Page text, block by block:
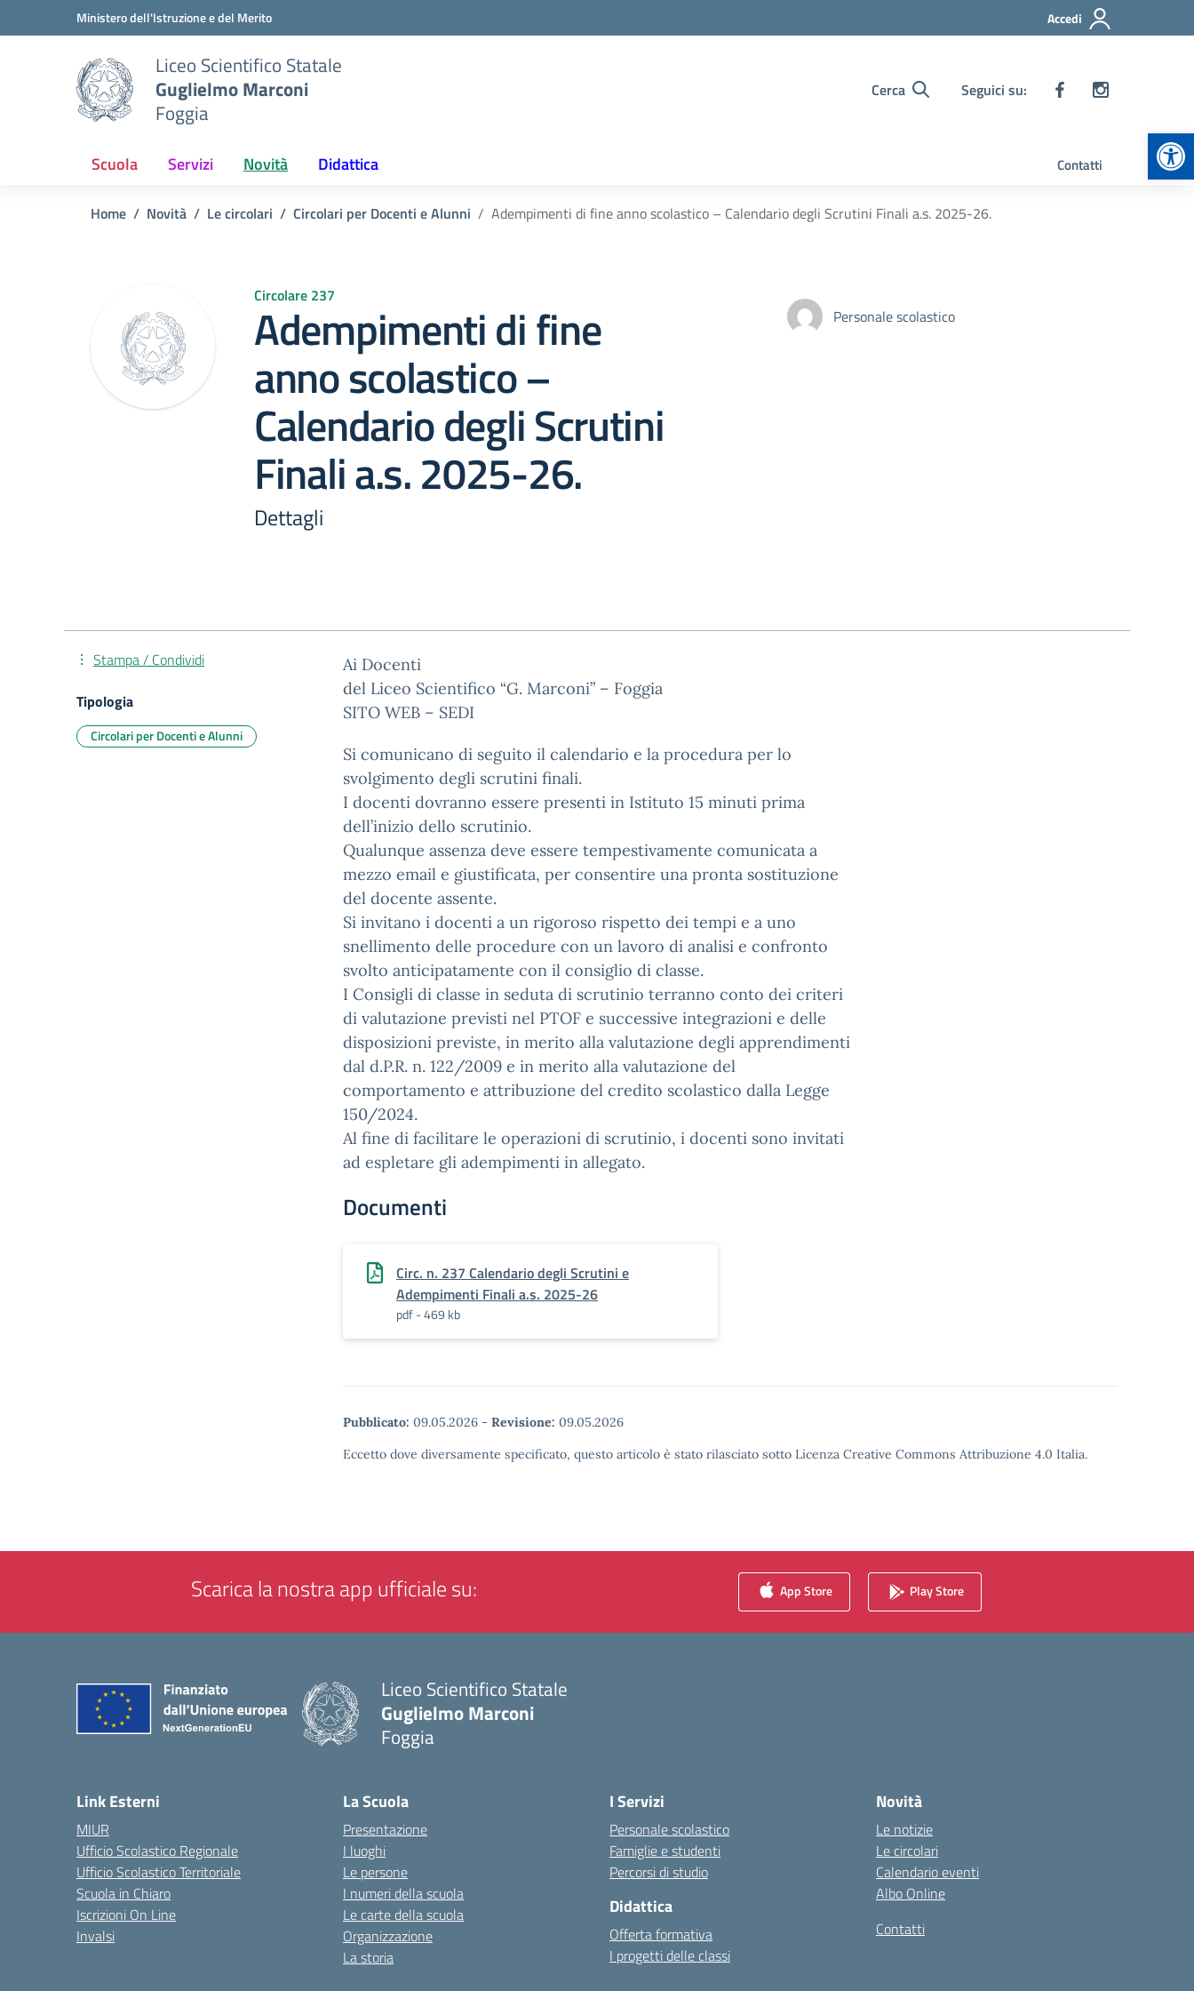
Vai ai contenuti
Vai al menu di navigazioneMinistero dell'Istruzione e del Merito Accedi
Liceo Scientifico Statale
Guglielmo Marconi
Foggia
Cerca Seguici su:
Scuola Servizi Novità Didattica Contatti
Home Novità Le circolari Circolari per Docenti e Alunni Adempimenti di fine anno scolastico – Calendario degli Scrutini Finali a.s. 2025-26.
Circolare 237
Adempimenti di fine
anno scolastico –
Calendario degli Scrutini
Finali a.s. 2025-26.
Dettagli
Personale scolastico
Ai Docenti
del Liceo Scientifico “G. Marconi” – Foggia
SITO WEB – SEDI
Si comunicano di seguito il calendario e la procedura per lo
svolgimento degli scrutini finali.
I docenti dovranno essere presenti in Istituto 15 minuti prima
dell’inizio dello scrutinio.
Qualunque assenza deve essere tempestivamente comunicata a
mezzo email e giustificata, per consentire una pronta sostituzione
del docente assente.
Si invitano i docenti a un rigoroso rispetto dei tempi e a uno
snellimento delle procedure con un lavoro di analisi e confronto
svolto anticipatamente con il consiglio di classe.
I Consigli di classe in seduta di scrutinio terranno conto dei criteri
di valutazione previsti nel PTOF e successive integrazioni e delle
disposizioni previste, in merito alla valutazione degli apprendimenti
dal d.P.R. n. 122/2009 e in merito alla valutazione del
comportamento e attribuzione del credito scolastico dalla Legge
150/2024.
Al fine di facilitare le operazioni di scrutinio, i docenti sono invitati
ad espletare gli adempimenti in allegato.
Documenti
Circ. n. 237 Calendario degli Scrutini e
Adempimenti Finali a.s. 2025-26
pdf - 469 kb
Pubblicato: 09.05.2026 - Revisione: 09.05.2026
Eccetto dove diversamente specificato, questo articolo è stato rilasciato sotto Licenza Creative Commons Attribuzione 4.0 Italia.
Stampa / Condividi
Tipologia
Circolari per Docenti e Alunni
Scarica la nostra app ufficiale su: App Store Play Store
Liceo Scientifico Statale
Guglielmo Marconi
Foggia
Link Esterni
MIUR
Ufficio Scolastico Regionale
Ufficio Scolastico Territoriale
Scuola in Chiaro
Iscrizioni On Line
Invalsi
La Scuola
Presentazione
I luoghi
Le persone
I numeri della scuola
Le carte della scuola
Organizzazione
La storia
I Servizi
Personale scolastico
Famiglie e studenti
Percorsi di studio
Didattica
Offerta formativa
I progetti delle classi
Novità
Le notizie
Le circolari
Calendario eventi
Albo Online
Contatti